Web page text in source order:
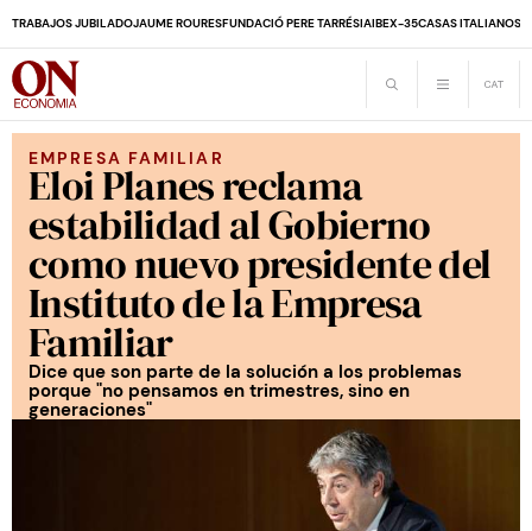
TRABAJOS JUBILADOJAUME ROURESFUNDACIÓ PERE TARRÉSIAIBEX-35CASAS ITALIANOS
EMPRESA FAMILIAR
Eloi Planes reclama
estabilidad al Gobierno
como nuevo presidente del
Instituto de la Empresa
Familiar
Dice que son parte de la solución a los problemas
porque "no pensamos en trimestres, sino en
generaciones"